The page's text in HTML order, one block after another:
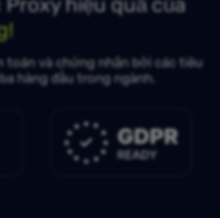
toán và chứng nhận bởi các tiêu
hàng đầu trong ngành.